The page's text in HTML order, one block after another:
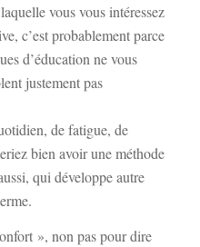
vous vous intéressez
c’est probablement parce
d’éducation ne vous
justement pas
de fatigue, de
bien avoir une méthode
qui développe autre
», non pas pour dire